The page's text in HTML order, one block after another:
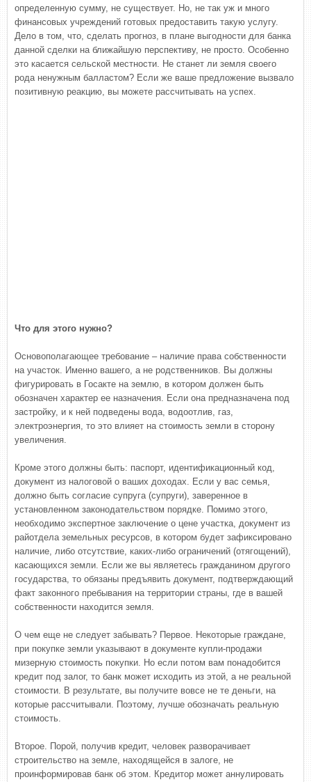
определенную сумму, не существует. Но, не так уж и много
финансовых учреждений готовых предоставить такую услугу.
Дело в том, что, сделать прогноз, в плане выгодности для банка
данной сделки на ближайшую перспективу, не просто. Особенно
это касается сельской местности. Не станет ли земля своего
рода ненужным балластом? Если же ваше предложение вызвало
позитивную реакцию, вы можете рассчитывать на успех.
Что для этого нужно?
Основополагающее требование – наличие права собственности
на участок. Именно вашего, а не родственников. Вы должны
фигурировать в Госакте на землю, в котором должен быть
обозначен характер ее назначения. Если она предназначена под
застройку, и к ней подведены вода, водоотлив, газ,
электроэнергия, то это влияет на стоимость земли в сторону
увеличения.
Кроме этого должны быть: паспорт, идентификационный код,
документ из налоговой о ваших доходах. Если у вас семья,
должно быть согласие супруга (супруги), заверенное в
установленном законодательством порядке. Помимо этого,
необходимо экспертное заключение о цене участка, документ из
райотдела земельных ресурсов, в котором будет зафиксировано
наличие, либо отсутствие, каких-либо ограничений (отягощений),
касающихся земли. Если же вы являетесь гражданином другого
государства, то обязаны предъявить документ, подтверждающий
факт законного пребывания на территории страны, где в вашей
собственности находится земля.
О чем еще не следует забывать? Первое. Некоторые граждане,
при покупке земли указывают в документе купли-продажи
мизерную стоимость покупки. Но если потом вам понадобится
кредит под залог, то банк может исходить из этой, а не реальной
стоимости. В результате, вы получите вовсе не те деньги, на
которые рассчитывали. Поэтому, лучше обозначать реальную
стоимость.
Второе. Порой, получив кредит, человек разворачивает
строительство на земле, находящейся в залоге, не
проинформировав банк об этом. Кредитор может аннулировать